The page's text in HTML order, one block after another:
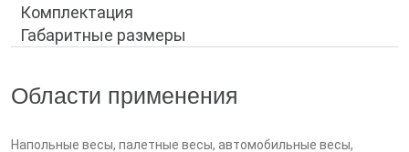
Комплектация
Габаритные размеры
Области применения
Напольные весы, палетные весы, автомобильные весы,